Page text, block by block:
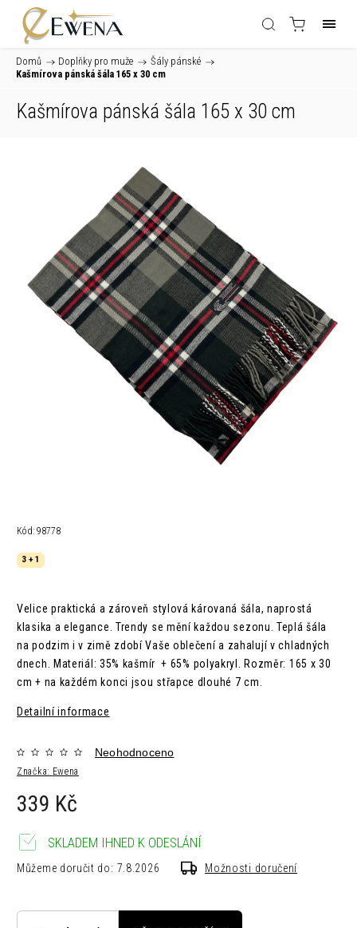
Domů / Doplňky pro muže / Šály pánské /
Kašmírova pánská šála 165 x 30 cm
Kašmírova pánská šála 165 x 30 cm
Kód: 98778
3 + 1
Velice praktická a zároveň stylová károvaná šála, naprostá
klasika a elegance. Trendy se mění každou sezonu. Teplá šála
na podzim i v zimě zdobí Vaše oblečení a zahalují v chladných
dnech.
Materiál: 35% kašmír + 65% polyakryl.
Rozměr: 165 x 30
cm + na každém konci jsou střapce dlouhé 7 cm.
Detailní informace
Značka: Ewena
Neohodnoceno
339 Kč
SKLADEM IHNED K ODESLÁNÍ
Můžeme doručit do: 7.8.2026 Možnosti doručení